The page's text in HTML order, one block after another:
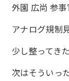
外園 広尚 参事
アナログ規制
少し整ってき
次はそういっ